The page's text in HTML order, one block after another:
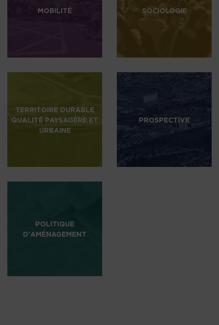
MOBILITÉ SOCIOLOGIE
TERRITOIRE DURABLE
QUALITÉ PAYSAGÈRE ET
URBAINE
PROSPECTIVE
POLITIQUE
D'AMÉNAGEMENT